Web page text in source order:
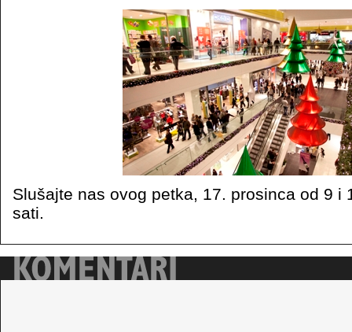
Slušajte nas ovog petka, 17. prosinca od 9 i
sati.